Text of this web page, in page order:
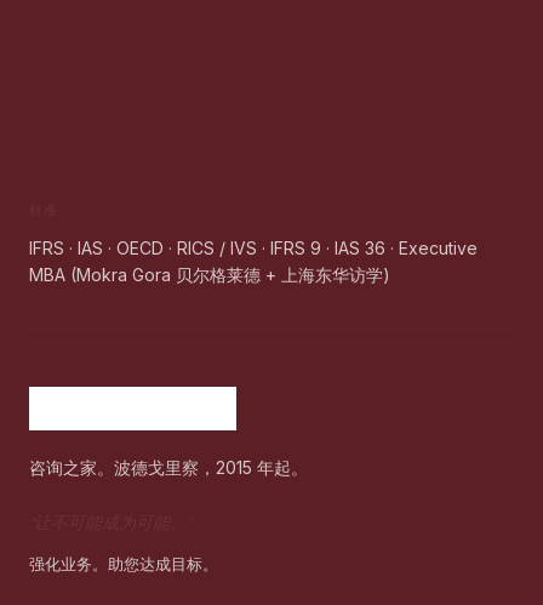
标准
IFRS · IAS · OECD · RICS / IVS · IFRS 9 · IAS 36 · Executive
MBA (Mokra Gora 贝尔格莱德 + 上海东华访学)
咨询之家。波德戈里察，2015 年起。
让不可能成为可能。
强化业务。助您达成目标。